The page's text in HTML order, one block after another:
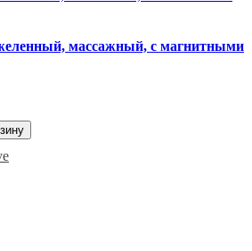
массажный, с магнитными